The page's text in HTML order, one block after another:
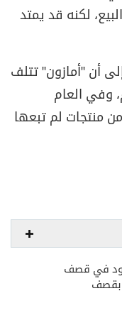
لكنه قد يمتد
أن "أمازون" تتلف
وفي العام
من 3 ملايين من منتجات لم تبعها
في قصف
بقصف